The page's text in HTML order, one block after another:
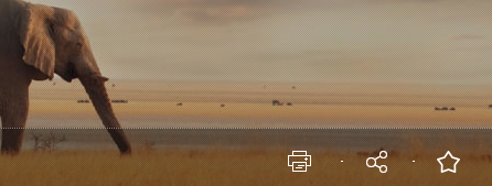
학생회/학회 공지사항
대외활동 및 행사
취업 및 아르바이트
학생회
학부 행사
Q&A